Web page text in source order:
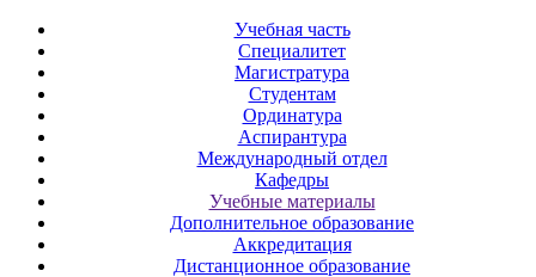
Учебная часть
Специалитет
Магистратура
Студентам
Ординатура
Аспирантура
Международный отдел
Кафедры
Учебные материалы
Дополнительное образование
Аккредитация
Дистанционное образование